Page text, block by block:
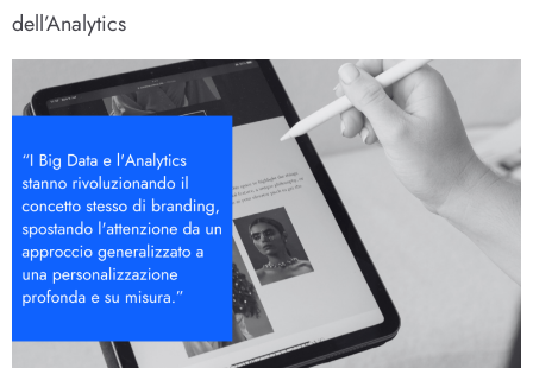
dell’Analytics